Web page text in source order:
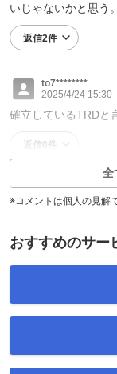
いじゃないかと思う。
返信2件
to7********
2025/4/24 15:30
確立しているTRDと
返信0件
全
※コメントは個人の見解
おすすめのサー